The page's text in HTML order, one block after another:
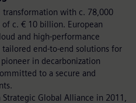
with c. 78,000
c. € 10 billion. European
and high-performance
end-to-end solutions for
in decarbonization
to a secure and
Global Alliance in 2011,